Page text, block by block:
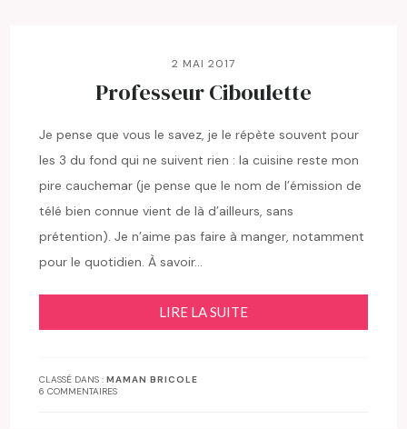
2 MAI 2017
Professeur Ciboulette
Je pense que vous le savez, je le répète souvent pour
les 3 du fond qui ne suivent rien : la cuisine reste mon
pire cauchemar (je pense que le nom de l’émission de
télé bien connue vient de là d’ailleurs, sans
prétention). Je n’aime pas faire à manger, notamment
pour le quotidien. À savoir…
LIRE LA SUITE
CLASSÉ DANS :MAMAN BRICOLE
6 COMMENTAIRES